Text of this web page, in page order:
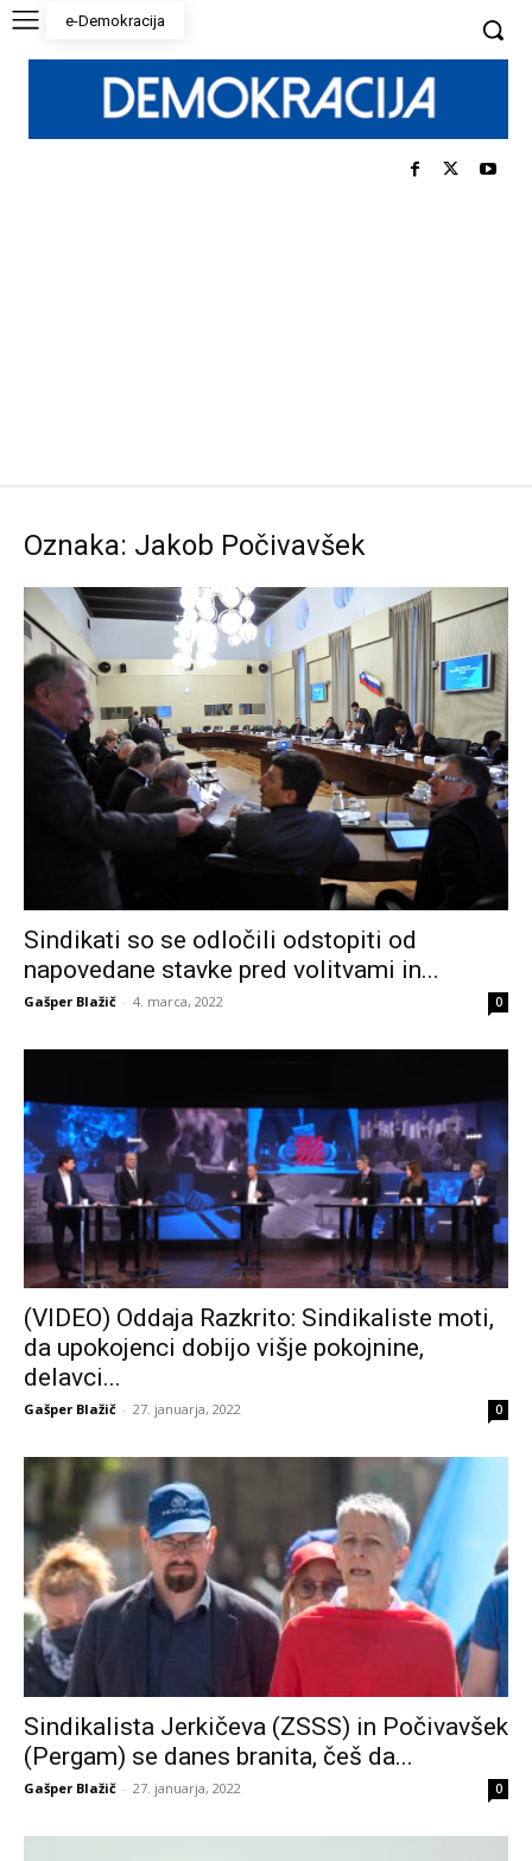
e-Demokracija
Oznaka: Jakob Počivavšek
Sindikati so se odločili odstopiti od
napovedane stavke pred volitvami in...
Gašper Blažič - 4. marca, 2022 0
(VIDEO) Oddaja Razkrito: Sindikaliste moti,
da upokojenci dobijo višje pokojnine,
delavci...
Gašper Blažič - 27. januarja, 2022 0
Sindikalista Jerkičeva (ZSSS) in Počivavšek
(Pergam) se danes branita, češ da...
Gašper Blažič - 27. januarja, 2022 0